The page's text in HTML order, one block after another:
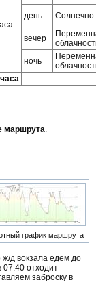
день Солнечно
вечер
ночь
маршрута.
график маршрута
д вокзала едем до
07:40 отходит
заброску в